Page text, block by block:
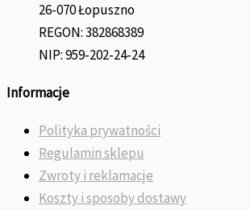
26-070 Łopuszno
REGON: 382868389
NIP: 959-202-24-24
Informacje
Polityka prywatności
Regulamin sklepu
Zwroty i reklamacje
Koszty i sposoby dostawy